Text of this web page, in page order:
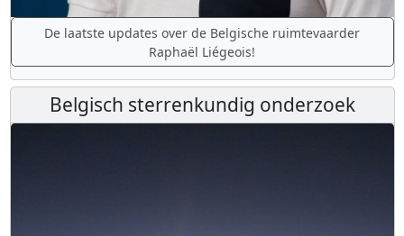
De laatste updates over de Belgische ruimtevaarder
Raphaël Liégeois!
Belgisch sterrenkundig onderzoek